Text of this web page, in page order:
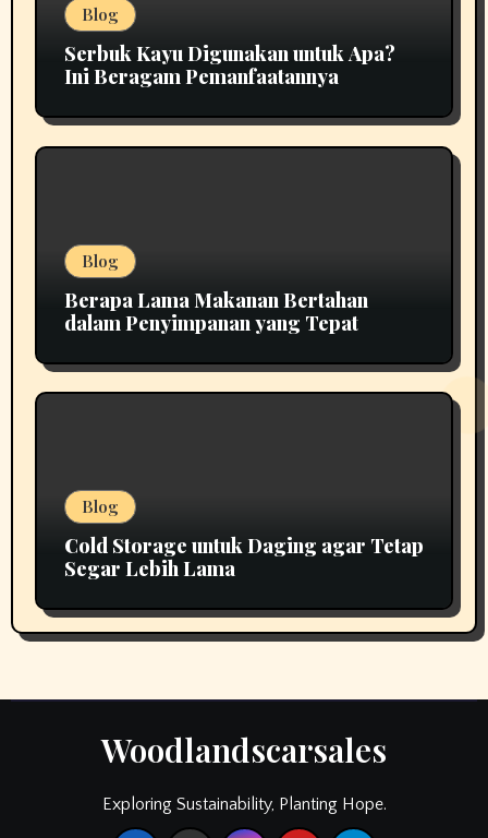
Blog
Serbuk Kayu Digunakan untuk Apa?
Ini Beragam Pemanfaatannya
Blog
Berapa Lama Makanan Bertahan
dalam Penyimpanan yang Tepat
Blog
Cold Storage untuk Daging agar Tetap
Segar Lebih Lama
Woodlandscarsales
Exploring Sustainability, Planting Hope.